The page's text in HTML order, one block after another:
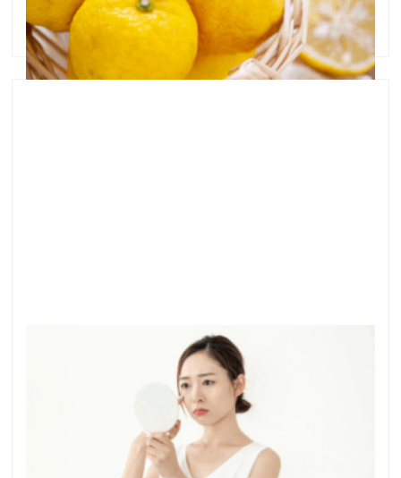
た、フェイシャルサロンです。 本日、12月22 …
ニキビが気になっても、やってはいけないこと
●ニキビが気になっても、やってはいけないこと こん
にちは、益子です＾＾ 横浜白楽で、ニキビ専門サロン
を開いています。 何度も繰り返しできるお顔のニキビ
のお悩みに特化した、ニキビ専門のフェイシャルサロ
ンです。 ニキビができると、気になって、つ …